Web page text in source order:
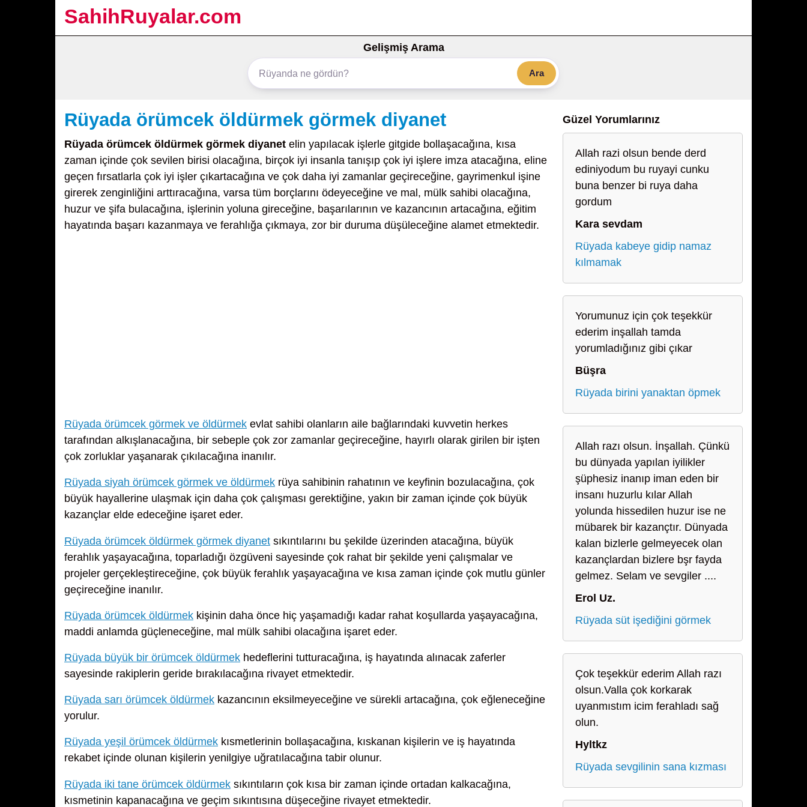
SahihRuyalar.com
Gelişmiş Arama
Ara
Rüyada örümcek öldürmek görmek diyanet
Rüyada örümcek öldürmek görmek diyanet elin yapılacak işlerle gitgide bollaşacağına, kısa
zaman içinde çok sevilen birisi olacağına, birçok iyi insanla tanışıp çok iyi işlere imza atacağına, eline
geçen fırsatlarla çok iyi işler çıkartacağına ve çok daha iyi zamanlar geçireceğine, gayrimenkul işine
girerek zenginliğini arttıracağına, varsa tüm borçlarını ödeyeceğine ve mal, mülk sahibi olacağına,
huzur ve şifa bulacağına, işlerinin yoluna gireceğine, başarılarının ve kazancının artacağına, eğitim
hayatında başarı kazanmaya ve ferahlığa çıkmaya, zor bir duruma düşüleceğine alamet etmektedir.
Rüyada örümcek görmek ve öldürmek evlat sahibi olanların aile bağlarındaki kuvvetin herkes
tarafından alkışlanacağına, bir sebeple çok zor zamanlar geçireceğine, hayırlı olarak girilen bir işten
çok zorluklar yaşanarak çıkılacağına inanılır.
Rüyada siyah örümcek görmek ve öldürmek rüya sahibinin rahatının ve keyfinin bozulacağına, çok
büyük hayallerine ulaşmak için daha çok çalışması gerektiğine, yakın bir zaman içinde çok büyük
kazançlar elde edeceğine işaret eder.
Rüyada örümcek öldürmek görmek diyanet sıkıntılarını bu şekilde üzerinden atacağına, büyük
ferahlık yaşayacağına, toparladığı özgüveni sayesinde çok rahat bir şekilde yeni çalışmalar ve
projeler gerçekleştireceğine, çok büyük ferahlık yaşayacağına ve kısa zaman içinde çok mutlu günler
geçireceğine inanılır.
Rüyada örümcek öldürmek kişinin daha önce hiç yaşamadığı kadar rahat koşullarda yaşayacağına,
maddi anlamda güçleneceğine, mal mülk sahibi olacağına işaret eder.
Rüyada büyük bir örümcek öldürmek hedeflerini tutturacağına, iş hayatında alınacak zaferler
sayesinde rakiplerin geride bırakılacağına rivayet etmektedir.
Rüyada sarı örümcek öldürmek kazancının eksilmeyeceğine ve sürekli artacağına, çok eğleneceğine
yorulur.
Rüyada yeşil örümcek öldürmek kısmetlerinin bollaşacağına, kıskanan kişilerin ve iş hayatında
rekabet içinde olunan kişilerin yenilgiye uğratılacağına tabir olunur.
Rüyada iki tane örümcek öldürmek sıkıntıların çok kısa bir zaman içinde ortadan kalkacağına,
kısmetinin kapanacağına ve geçim sıkıntısına düşeceğine rivayet etmektedir.
Güzel Yorumlarınız
Allah razi olsun bende derd
ediniyodum bu ruyayi cunku
buna benzer bi ruya daha
gordum
Kara sevdam
Rüyada kabeye gidip namaz
kılmamak
Yorumunuz için çok teşekkür
ederim inşallah tamda
yorumladığınız gibi çıkar
Büşra
Rüyada birini yanaktan öpmek
Allah razı olsun. İnşallah. Çünkü
bu dünyada yapılan iyilikler
şüphesiz inanıp iman eden bir
insanı huzurlu kılar Allah
yolunda hissedilen huzur ise ne
mübarek bir kazançtır. Dünyada
kalan bizlerle gelmeyecek olan
kazançlardan bizlere bşr fayda
gelmez. Selam ve sevgiler ....
Erol Uz.
Rüyada süt işediğini görmek
Çok teşekkür ederim Allah razı
olsun.Valla çok korkarak
uyanmıstım icim ferahladı sağ
olun.
Hyltkz
Rüyada sevgilinin sana kızması